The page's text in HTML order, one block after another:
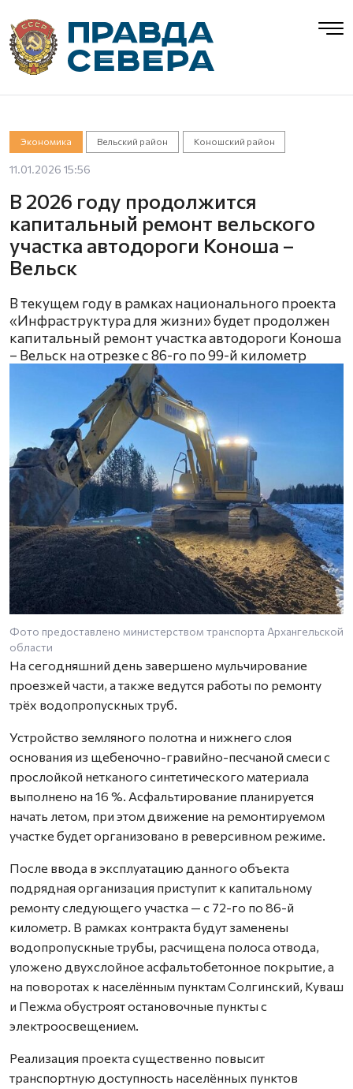
Экономика Вельский район Коношский район
11.01.2026 15:56
В 2026 году продолжится
капитальный ремонт вельского
участка автодороги Коноша –
Вельск
В текущем году в рамках национального проекта
«Инфраструктура для жизни» будет продолжен
капитальный ремонт участка автодороги Коноша
– Вельск на отрезке с 86-го по 99-й километр
Фото предоставлено министерством транспорта Архангельской
области
На сегодняшний день завершено мульчирование
проезжей части, а также ведутся работы по ремонту
трёх водопропускных труб.
Устройство земляного полотна и нижнего слоя
основания из щебеночно-гравийно-песчаной смеси с
прослойкой нетканого синтетического материала
выполнено на 16 %. Асфальтирование планируется
начать летом, при этом движение на ремонтируемом
участке будет организовано в реверсивном режиме.
После ввода в эксплуатацию данного объекта
подрядная организация приступит к капитальному
ремонту следующего участка — с 72-го по 86-й
километр. В рамках контракта будут заменены
водопропускные трубы, расчищена полоса отвода,
уложено двухслойное асфальтобетонное покрытие, а
на поворотах к населённым пунктам Солгинский, Куваш
и Пежма обустроят остановочные пункты с
электроосвещением.
Реализация проекта существенно повысит
транспортную доступность населённых пунктов